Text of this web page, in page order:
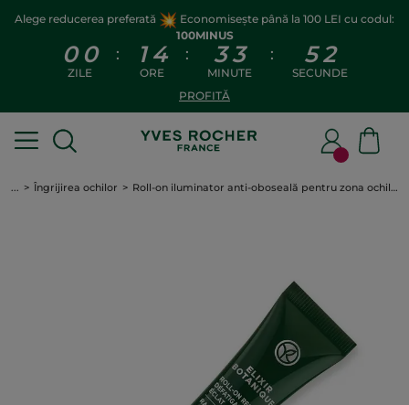
Alege reducerea preferată
Economisește până la 100 LEI cu codul:
100MINUS
0 0
ZILE
: 1 4
ORE
: 33
MINUTE
: 5 2
SECUNDE
PROFITĂ
... Îngrijirea ochilor Roll-on iluminator anti-oboseală pentru zona ochilor Roll-on 15 ml